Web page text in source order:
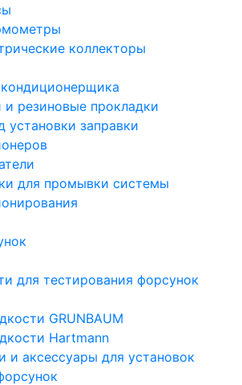
коллекторы
и резиновые прокладки
установки заправки
для промывки системы
для тестирования форсунок
GRUNBAUM
Hartmann
и аксессуары для установок